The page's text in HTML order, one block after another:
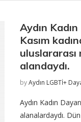
Aydın
Kasım
alandaydı.
byAydın LGBTİ+
Aydın Kadın
alanalardaydı.